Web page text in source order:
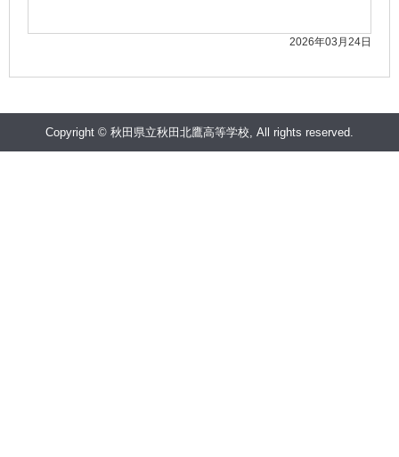
2026年03月24日
Copyright © 秋田県立秋田北鷹高等学校, All rights reserved.